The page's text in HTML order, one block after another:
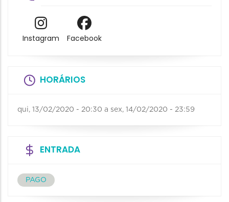
Instagram Facebook
HORÁRIOS
qui, 13/02/2020 - 20:30 a sex, 14/02/2020 - 23:59
ENTRADA
PAGO